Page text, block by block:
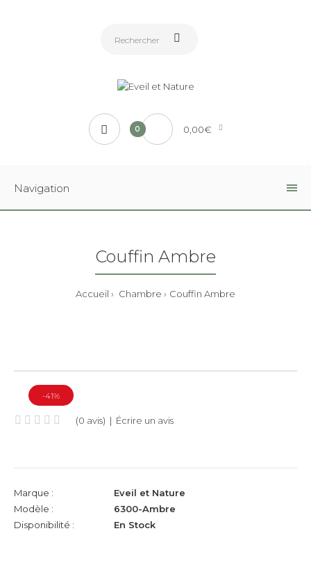
0 0,00€
Navigation
Couffin Ambre
Accueil Chambre Couffin Ambre
-41%
(0 avis) | Écrire un avis
Marque :
Eveil et Nature
Modèle :
6300-Ambre
Disponibilité :
En Stock